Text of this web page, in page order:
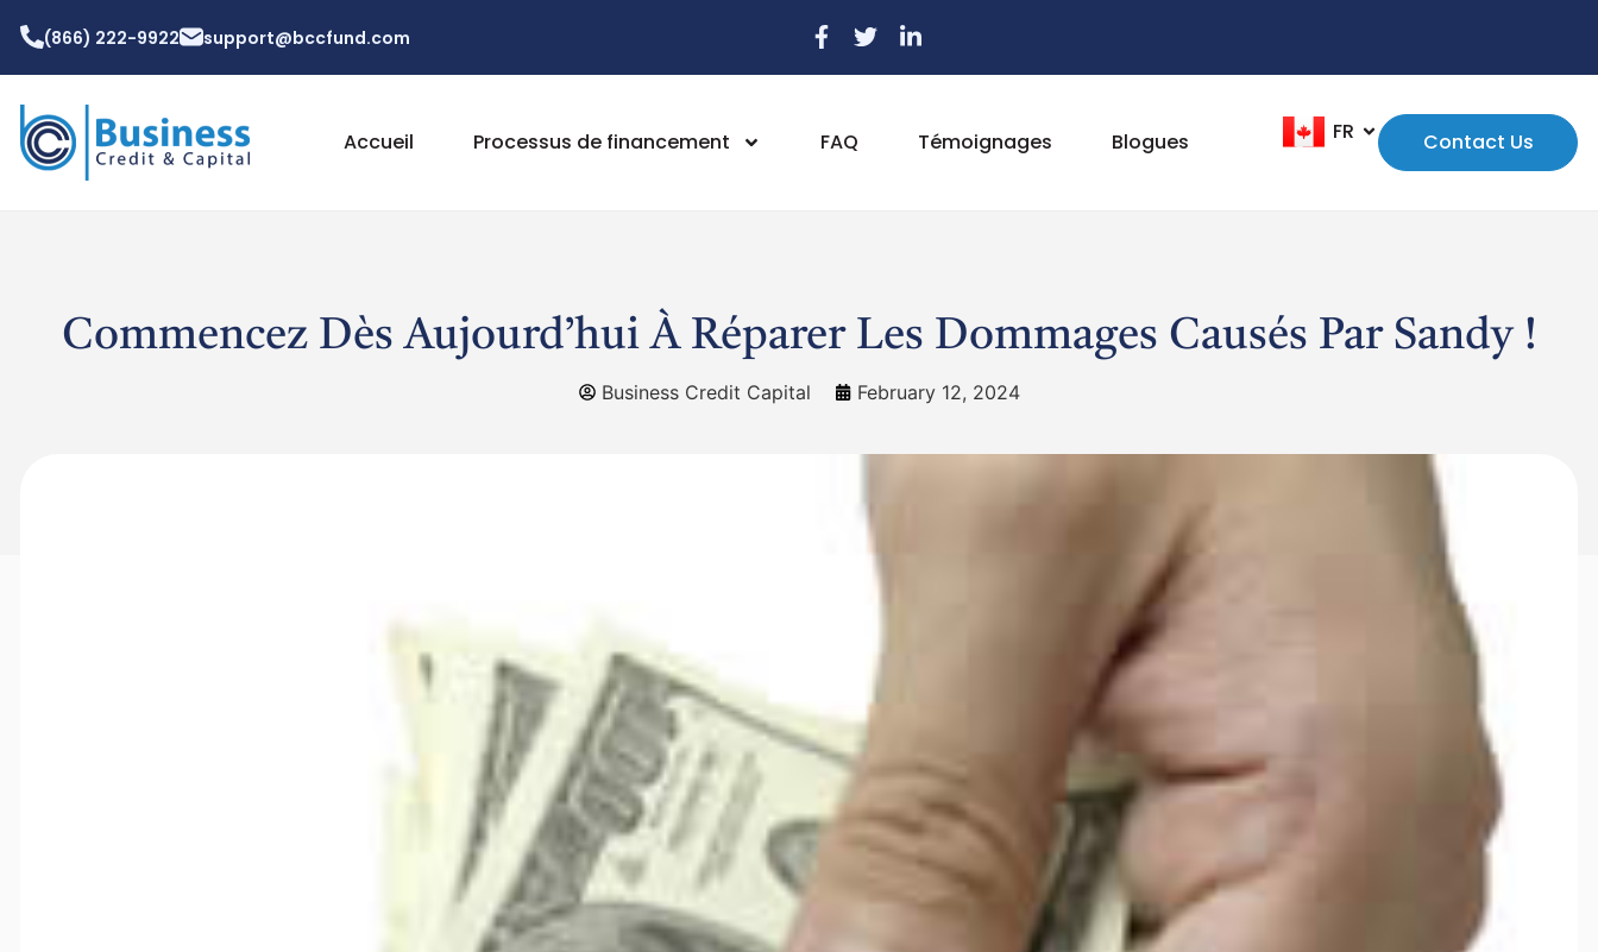
(866) 222-9922 support@bccfund.com
Accueil Processus de financement FAQ Témoignages Blogues FR
EN Contact Us
Commencez Dès Aujourd’hui À Réparer Les Dommages Causés Par Sandy !
Business Credit Capital February 12, 2024